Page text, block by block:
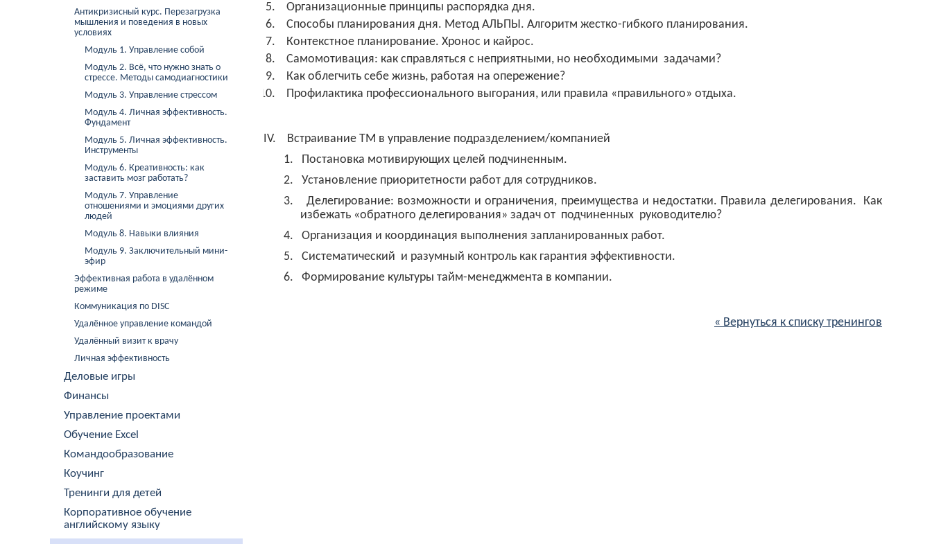
Антикризисный курс. Перезагрузка
мышления и поведения в новых
условиях
Модуль 1. Управление собой
Модуль 2. Всё, что нужно знать о
стрессе. Методы самодиагностики
Модуль 3. Управление стрессом
Модуль 4. Личная эффективность.
Фундамент
Модуль 5. Личная эффективность.
Инструменты
Модуль 6. Креативность: как
заставить мозг работать?
Модуль 7. Управление
отношениями и эмоциями других
людей
Модуль 8. Навыки влияния
Модуль 9. Заключительный мини-
эфир
Эффективная работа в удалённом
режиме
Коммуникация по DISC
Удалённое управление командой
Удалённый визит к врачу
Личная эффективность
Деловые игры
Финансы
Управление проектами
Обучение Excel
Командообразование
Коучинг
Тренинги для детей
Корпоративное обучение
английскому языку
Организационные принципы распорядка дня.
Способы планирования дня. Метод АЛЬПЫ. Алгоритм жестко-гибкого планирования.
Контекстное планирование. Хронос и кайрос.
Самомотивация: как справляться с неприятными, но необходимыми задачами?
Как облегчить себе жизнь, работая на опережение?
Профилактика профессионального выгорания, или правила «правильного» отдыха.
IV.
Встраивание ТМ в управление подразделением/компанией
1.
Постановка мотивирующих целей подчиненным.
2.
Установление приоритетности работ для сотрудников.
3.
Делегирование: возможности и ограничения, преимущества и недостатки. Правила делегирования.
Как
избежать «обратного делегирования» задач от подчиненных руководителю?
4.
Организация и координация выполнения запланированных работ.
5.
Систематический и разумный контроль как гарантия эффективности.
6.
Формирование культуры тайм-менеджмента в компании.
« Вернуться к списку тренингов